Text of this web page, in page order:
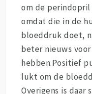
om de
omdat die in de
bloeddruk doet,
beter nieuws
hebben.Positief
lukt om de
Overigens is daar